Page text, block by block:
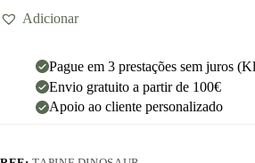
Adicionar
Pague em 3 prestações sem juros
Envio gratuito a partir de 100€
Apoio ao cliente personalizado